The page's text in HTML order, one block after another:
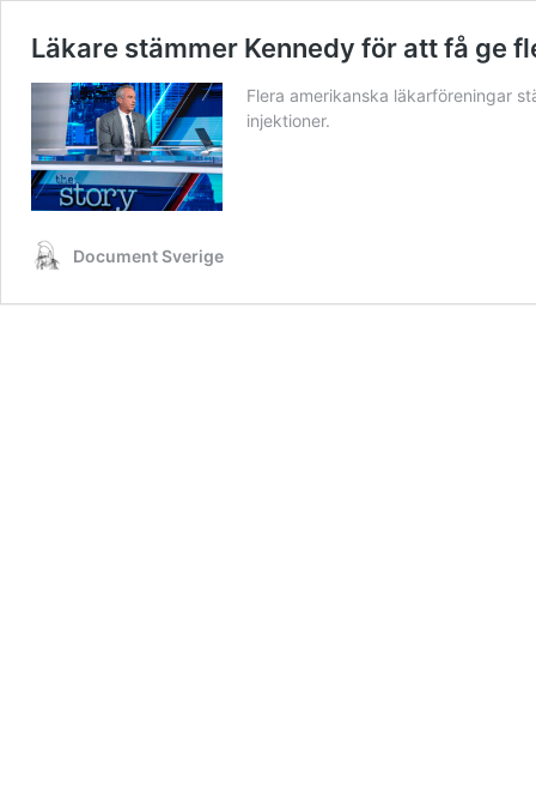
Läkare stämmer Kennedy för att få ge
Flera amerikanska läkarföreningar
injektioner.
Document Sverige